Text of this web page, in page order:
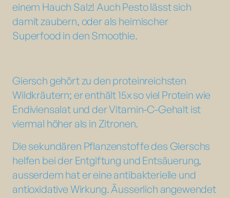
einem Hauch Salz! Auch Pesto lässt sich
damit zaubern, oder als heimischer
Superfood in den Smoothie.
Giersch gehört zu den proteinreichsten
Wildkräutern; er enthält 15x so viel Protein wie
Endiviensalat und der Vitamin-C-Gehalt ist
viermal höher als in Zitronen.
Die sekundären Pflanzenstoffe des Gierschs
helfen bei der Entgiftung und Entsäuerung,
ausserdem hat er eine antibakterielle und
antioxidative Wirkung. Äusserlich angewendet